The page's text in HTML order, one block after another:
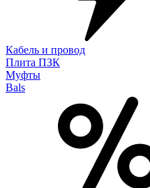
Кабель и провод
Плита ПЗК
Муфты
Bals